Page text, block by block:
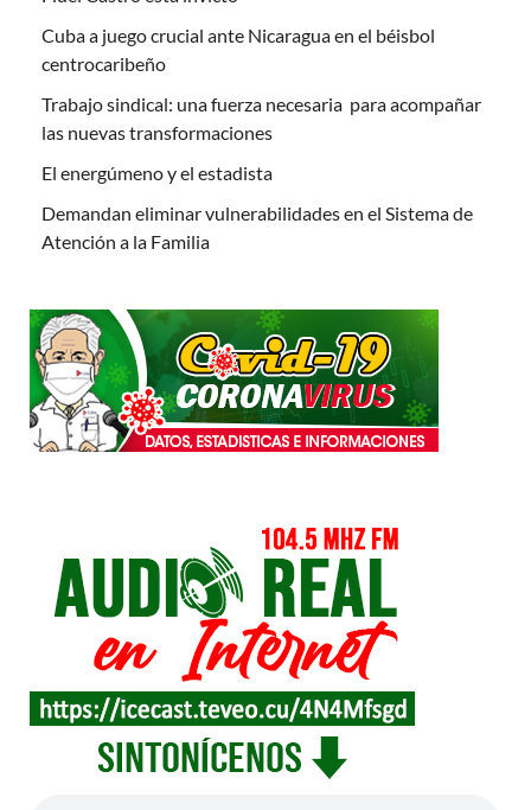
Cuba a juego crucial ante Nicaragua en el béisbol
centrocaribeño
Trabajo sindical: una fuerza necesaria para acompañar
las nuevas transformaciones
El energúmeno y el estadista
Demandan eliminar vulnerabilidades en el Sistema de
Atención a la Familia